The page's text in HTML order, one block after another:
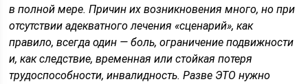
в полной мере. Причин их возникновения много, но при
отсутствии адекватного лечения «сценарий», как
правило, всегда один — боль, ограничение подвижности
и, как следствие, временная или стойкая потеря
трудоспособности, инвалидность. Разве ЭТО нужно